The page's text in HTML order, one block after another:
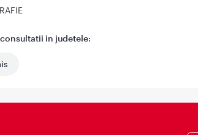
in judetele: